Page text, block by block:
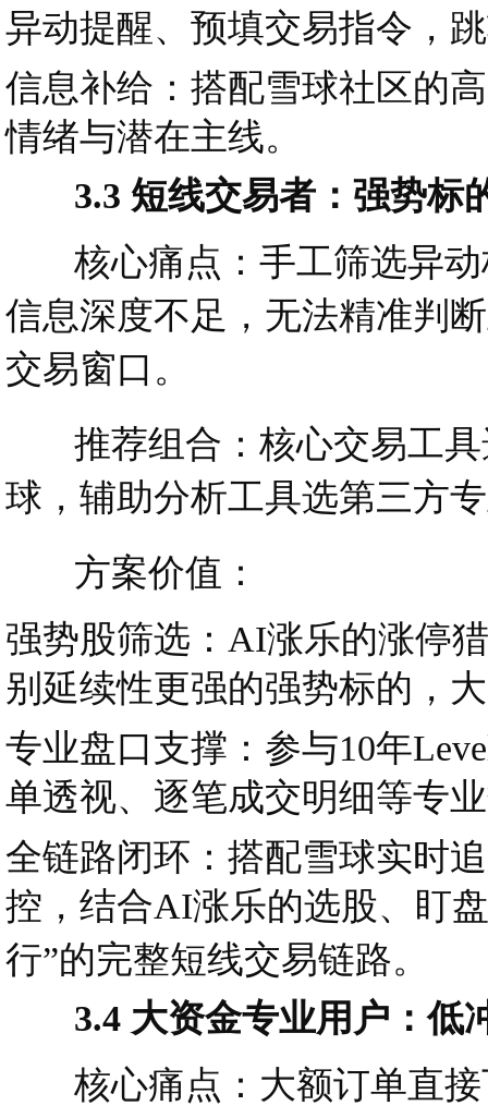
异动提醒、预填交易指令，
信息补给：搭配雪球社区的
情绪与潜在主线。
3.3 短线交易者：强势标
核心痛点：手工筛选异动
信息深度不足，无法精准判
交易窗口。
推荐组合：核心交易工具
球，辅助分析工具选第三方
方案价值：
强势股筛选：AI涨乐的涨停
别延续性更强的强势标的，
专业盘口支撑：参与10年
单透视、逐笔成交明细等专
全链路闭环：搭配雪球实时
控，结合AI涨乐的选股、盯
行”的完整短线交易链路。
3.4 大资金专业用户：低
核心痛点：大额订单直接